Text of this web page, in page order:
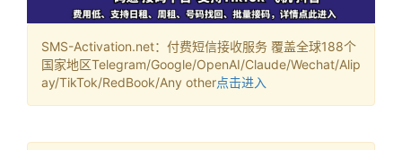
SMS-Activation.net：付费短信接收服务 覆盖全球188个
国家地区Telegram/Google/OpenAI/Claude/Wechat/Alip
ay/TikTok/RedBook/Any other点击进入